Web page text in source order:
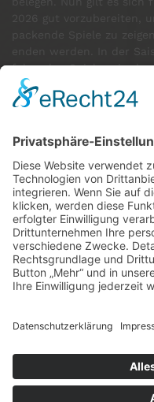
packende Spiele zu
folgenden Spielern in der
gehen:
GÄSTE ONLINE
Aktuell:8 Gäste
Rekord: 922 Gäste am
LETZTEMATCHES
DBV CHARLOTTENBURG
Impressum